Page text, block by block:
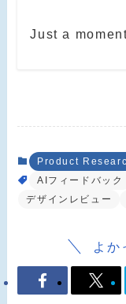
Just a
Product
AIフィードバック
デザインレビュー
よか